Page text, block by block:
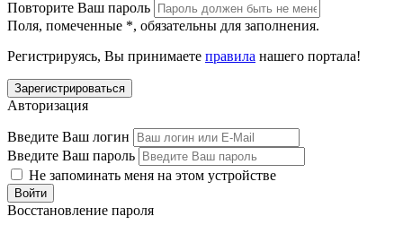
Повторите Ваш пароль
Поля, помеченные *, обязательны для заполнения.
Регистрируясь, Вы принимаете правила нашего портала!
Авторизация
Введите Ваш логин
Введите Ваш пароль
Не запоминать меня на этом устройстве
Восстановление пароля